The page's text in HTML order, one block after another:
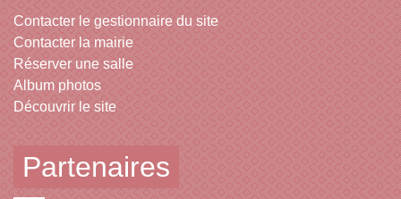
Contacter le gestionnaire du site
Contacter la mairie
Réserver une salle
Album photos
Découvrir le site
Partenaires